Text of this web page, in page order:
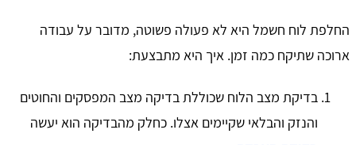
החלפת לוח חשמל היא לא פעולה פשוטה, מדובר על עבודה
ארוכה שתיקח כמה זמן. איך היא מתבצעת:
בדיקת מצב הלוח שכוללת בדיקה מצב המפסקים והחוטים
והנזק והבלאי שקיימים אצלו. כחלק מהבדיקה הוא יעשה